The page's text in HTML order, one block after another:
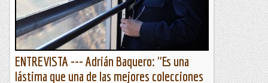
ENTREVISTA --- Adrián Baquero: "Es una
lástima que una de las mejores colecciones